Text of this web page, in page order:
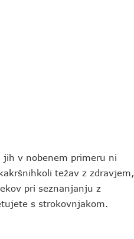
v nobenem primeru ni
težav z zdravjem,
pri seznanjanju z
s strokovnjakom.